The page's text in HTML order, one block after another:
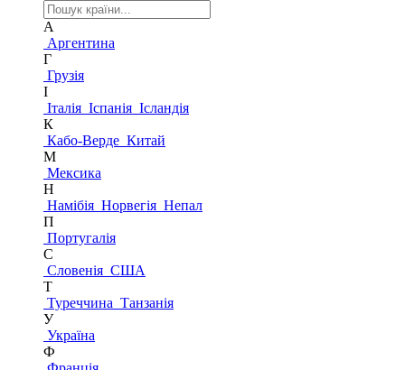
А
Аргентина
Г
Грузія
І
Італія Іспанія Ісландія
К
Кабо-Верде Китай
М
Мексика
Н
Намібія Норвегія Непал
П
Португалія
С
Словенія США
Т
Туреччина Танзанія
У
Україна
Ф